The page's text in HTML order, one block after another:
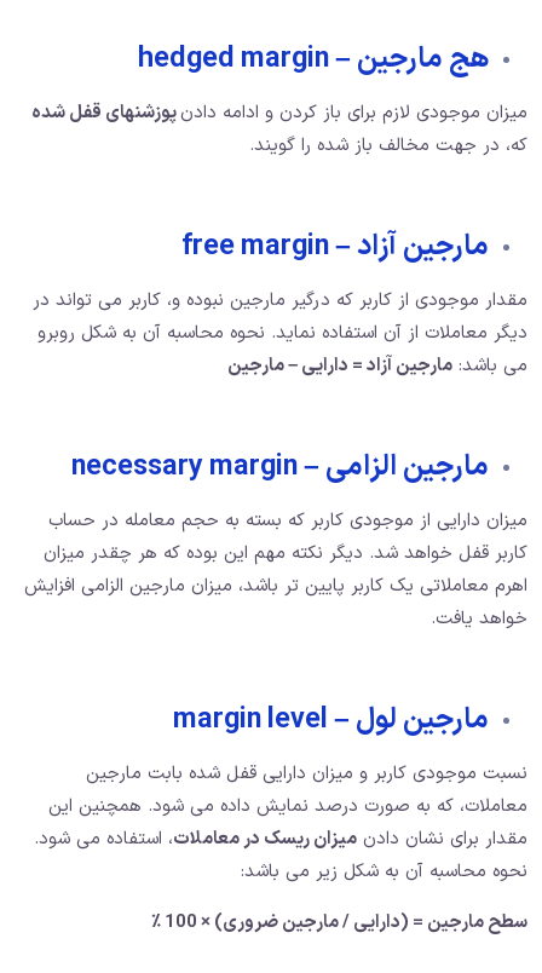
هج مارجین – hedged margin
میزان موجودی لازم برای باز کردن و ادامه دادنپوزشنهای قفل شده
که، در جهت مخالف باز شده را گویند.
مارجین آزاد – free margin
مقدار موجودی از کاربر که درگیر مارجین نبوده و، کاربر می تواند در
دیگر معاملات از آن استفاده نماید. نحوه محاسبه آن به شکل روبرو
می باشد: مارجین آزاد = دارایی – مارجین
مارجین الزامی – necessary margin
میزان دارایی از موجودی کاربر که بسته به حجم معامله در حساب
کاربر قفل خواهد شد. دیگر نکته مهم این بوده که هر چقدر میزان
اهرم معاملاتی یک کاربر پایین تر باشد، میزان مارجین الزامی افزایش
خواهد یافت.
مارجین لول – margin level
نسبت موجودی کاربر و میزان دارایی قفل شده بابت مارجین
معاملات، که به صورت درصد نمایش داده می شود. همچنین این
مقدار برای نشان دادن میزان ریسک در معاملات، استفاده می شود.
نحوه محاسبه آن به شکل زیر می باشد:
سطح مارجین = (دارایی / مارجین ضروری) × 100 ٪